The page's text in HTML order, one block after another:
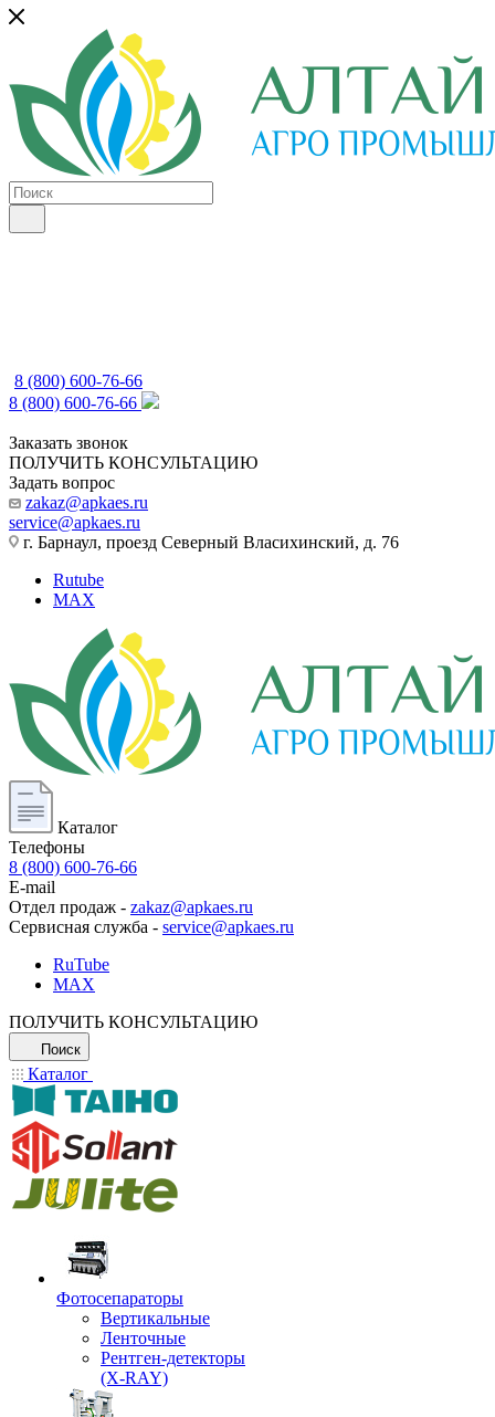
8 (800) 600-76-66
8 (800) 600-76-66
Заказать звонок
ПОЛУЧИТЬ КОНСУЛЬТАЦИЮ
Задать вопрос
zakaz@apkaes.ru
service@apkaes.ru
г. Барнаул, проезд Северный Власихинский, д. 76
Rutube
MAX
Каталог
Телефоны
8 (800) 600-76-66
E-mail
Отдел продаж - zakaz@apkaes.ru
Сервисная служба - service@apkaes.ru
RuTube
MAX
ПОЛУЧИТЬ КОНСУЛЬТАЦИЮ
Поиск
Каталог
Фотосепараторы
Вертикальные
Ленточные
Рентген-детекторы
(X-RAY)